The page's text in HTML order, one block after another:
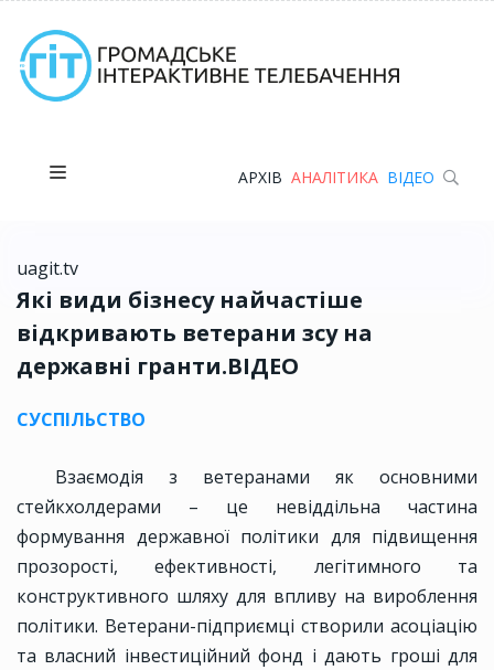
АРХІВ АНАЛІТИКА ВІДЕО
uagit.tv
Які види бізнесу найчастіше
відкривають ветерани зсу на
державні гранти.ВІДЕО
СУСПІЛЬСТВО
Взаємодія з ветеранами як основними
стейкхолдерами – це невіддільна частина
формування державної політики для підвищення
прозорості, ефективності, легітимного та
конструктивного шляху для впливу на вироблення
політики. Ветерани-підприємці створили асоціацію
та власний інвестиційний фонд і дають гроші для